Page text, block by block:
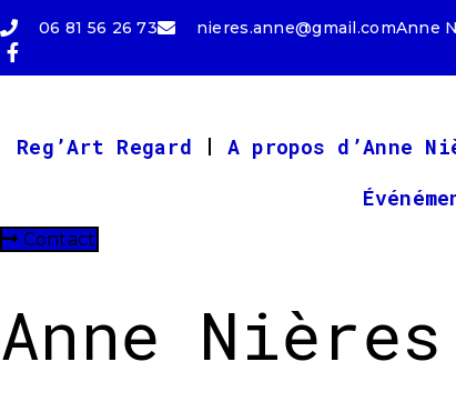
06 81 56 26 73 nieres.anne@gmail.comAnne
Reg’Art Regard A propos d’Anne
Contact
Anne